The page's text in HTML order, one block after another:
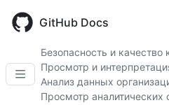
main
GitHub Docs
Безопасность и качество
Просмотр и
Анализ данных
Просмотр аналитических